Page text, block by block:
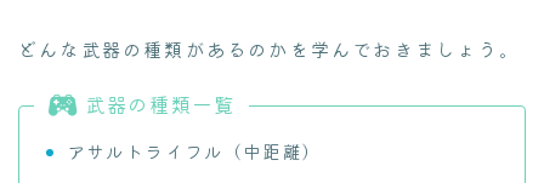
どんな武器の種類があるのかを学んでおきましょう。
武器の種類一覧
アサルトライフル（中距離）